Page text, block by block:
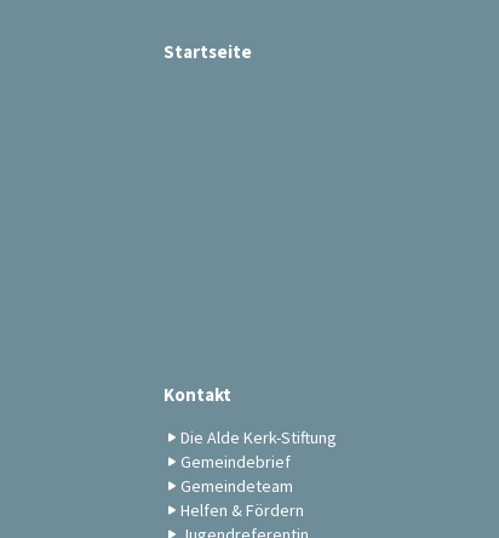
Startseite
Kontakt
Die Alde Kerk-Stiftung
Gemeindebrief
Gemeindeteam
Helfen & Fördern